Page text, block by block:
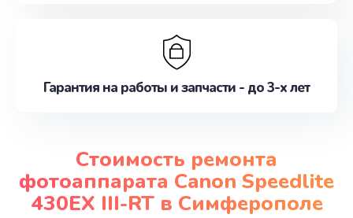
Гарантия на работы и запчасти - до 3-х лет
Стоимость ремонта
фотоаппарата Canon Speedlite
430EX III-RT в Симферополе